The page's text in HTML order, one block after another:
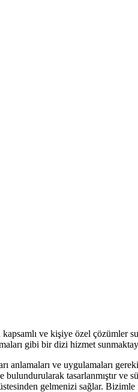
ve kişiye özel çözümler
gibi bir dizi hizmet
anlamaları ve uygulamaları
tasarlanmıştır ve
gelmenizi sağlar. Bizimle